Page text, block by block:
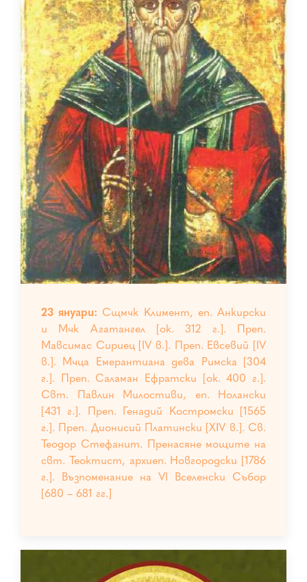
23 януари: Сщмчк Климент, еп. Анкирски
и Мчк Агатангел [ок. 312 г.]. Преп.
Мавсимас Сириец [IV в.]. Преп. Евсевий [IV
в.]. Мчца Емерантиана дева Римска [304
г.]. Преп. Саламан Ефратски [ок. 400 г.].
Свт. Павлин Милостиви, еп. Нолански
[431 г.]. Преп. Генадий Костромски [1565
г.]. Преп. Дионисий Платински [ХІV в.]. Св.
Теодор Стефанит. Пренасяне мощите на
свт. Теоктист, архиеп. Новгородски [1786
г.]. Възпоменание на VI Вселенски Събор
[680 – 681 гг.]